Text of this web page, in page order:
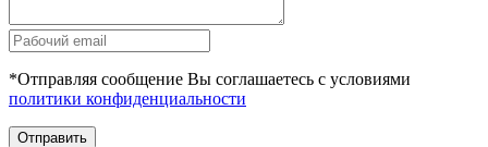
*Отправляя сообщение Вы соглашаетесь с условиями
политики конфиденциальности
Отправить